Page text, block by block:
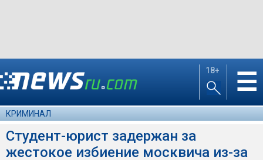
18+ ☰
КРИМИНАЛ
Студент-юрист задержан за
жестокое избиение москвича из-за